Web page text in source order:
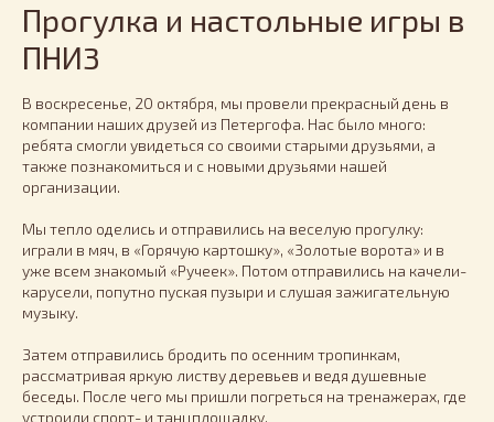
Прогулка и настольные игры в
ПНИ3
В воскресенье, 20 октября, мы провели прекрасный день в
компании наших друзей из Петергофа. Нас было много:
ребята смогли увидеться со своими старыми друзьями, а
также познакомиться и с новыми друзьями нашей
организации.
Мы тепло оделись и отправились на веселую прогулку:
играли в мяч, в «Горячую картошку», «Золотые ворота» и в
уже всем знакомый «Ручеек». Потом отправились на качели-
карусели, попутно пуская пузыри и слушая зажигательную
музыку.
Затем отправились бродить по осенним тропинкам,
рассматривая яркую листву деревьев и ведя душевные
беседы. После чего мы пришли погреться на тренажерах, где
устроили спорт- и танцплощадку.